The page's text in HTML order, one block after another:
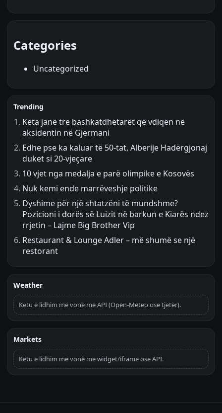
Categories
Uncategorized
Trending
Këta janë tre bashkatdhetarët që vdiqën në
aksidentin në Gjermani
Edhe pse ka kaluar të 50-tat, Alberije Hadërgjonaj
duket si 20-vjeçare
10 vjet nga medalja e parë olimpike e Kosovës
Nuk kemi ende marrëveshje politike
Dyshime për një shtatzëni të mundshme?
Pozicioni i dorës së Luizit në barkun e Kiarës ndez
rrjetin – Lajme Big Brother Vip
Restaurant & Lounge Adler – më shumë se një
restorant
Weather
Këtu e lidhim më vonë me API (Open-Meteo ose tjetër).
Markets
Këtu e lidhim më vonë me widget/iframe ose API.